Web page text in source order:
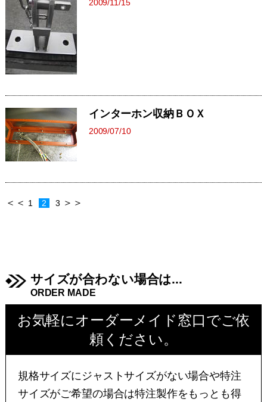
2009/11/15
インターホン収納ＢＯＸ
2009/07/10
＜＜ 1 2 3 ＞＞
サイズが合わない場合は...
ORDER MADE
お気軽にオーダーメイド窓口でご依
頼ください。
規格サイズにジャストサイズがない場合や特注
サイズがご希望の場合は特注製作をもっとも得